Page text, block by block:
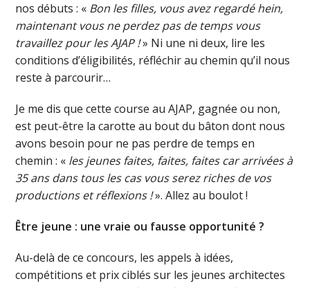
nos débuts : « Bon les filles, vous avez regardé hein,
maintenant vous ne perdez pas de temps vous
travaillez pour les AJAP !» Ni une ni deux, lire les
conditions d’éligibilités, réfléchir au chemin qu’il nous
reste à parcourir…
Je me dis que cette course au AJAP, gagnée ou non,
est peut-être la carotte au bout du bâton dont nous
avons besoin pour ne pas perdre de temps en
chemin : « les jeunes faites, faites, faites car arrivées à
35 ans dans tous les cas vous serez riches de vos
productions et réflexions !». Allez au boulot !
Être jeune : une vraie ou fausse opportunité ?
Au-delà de ce concours, les appels à idées,
compétitions et prix ciblés sur les jeunes architectes